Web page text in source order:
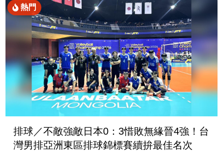
熱門
排球／不敵強敵日本0：3惜敗無緣晉4強！台
灣男排亞洲東區排球錦標賽續拚最佳名次